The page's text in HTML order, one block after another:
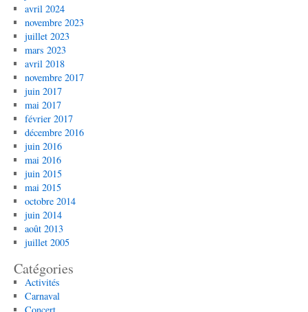
avril 2024
novembre 2023
juillet 2023
mars 2023
avril 2018
novembre 2017
juin 2017
mai 2017
février 2017
décembre 2016
juin 2016
mai 2016
juin 2015
mai 2015
octobre 2014
juin 2014
août 2013
juillet 2005
Catégories
Activités
Carnaval